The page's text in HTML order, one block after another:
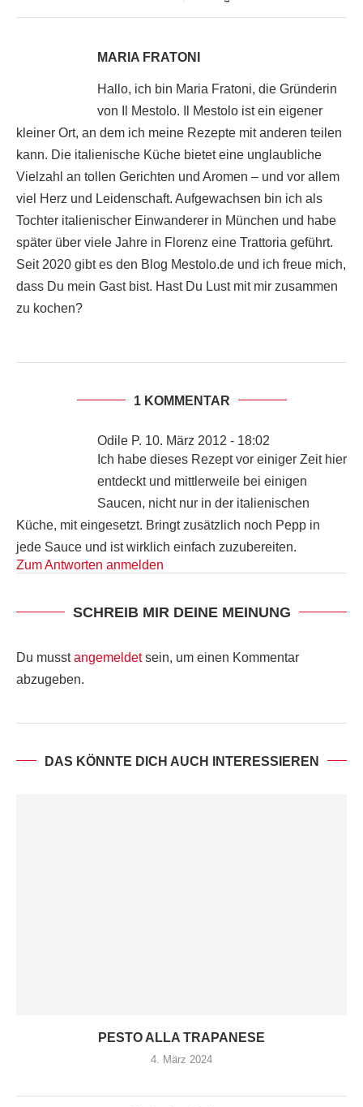
MARIA FRATONI
Hallo, ich bin Maria Fratoni, die Gründerin
von Il Mestolo. Il Mestolo ist ein eigener
kleiner Ort, an dem ich meine Rezepte mit anderen teilen
kann. Die italienische Küche bietet eine unglaubliche
Vielzahl an tollen Gerichten und Aromen – und vor allem
viel Herz und Leidenschaft. Aufgewachsen bin ich als
Tochter italienischer Einwanderer in München und habe
später über viele Jahre in Florenz eine Trattoria geführt.
Seit 2020 gibt es den Blog Mestolo.de und ich freue mich,
dass Du mein Gast bist. Hast Du Lust mit mir zusammen
zu kochen?
1 KOMMENTAR
Odile P. 10. März 2012 - 18:02
Ich habe dieses Rezept vor einiger Zeit hier
entdeckt und mittlerweile bei einigen
Saucen, nicht nur in der italienischen
Küche, mit eingesetzt. Bringt zusätzlich noch Pepp in
jede Sauce und ist wirklich einfach zuzubereiten.
Zum Antworten anmelden
SCHREIB MIR DEINE MEINUNG
Du musstangemeldetsein, um einen Kommentar
abzugeben.
DAS KÖNNTE DICH AUCH INTERESSIEREN
PESTO ALLA TRAPANESE
4. März 2024